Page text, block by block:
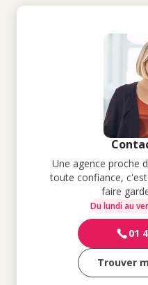
Une agence proche
toute confiance,
faire
Du lundi au
01
Trouver